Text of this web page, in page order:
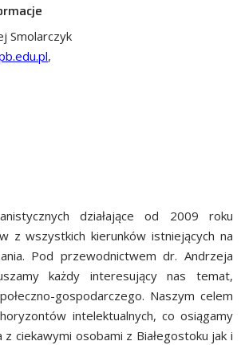
Smolarczyk
,
działające od 2009 roku
z wszystkich kierunków istniejących na
Pod przewodnictwem dr. Andrzeja
każdy interesujący nas temat,
gospodarczego. Naszym celem
intelektualnych, co osiągamy
ciekawymi osobami z Białegostoku jak i